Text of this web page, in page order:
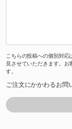
こちらの投稿への個別対
見させていただきます。
す。
ご注文にかかわるお問